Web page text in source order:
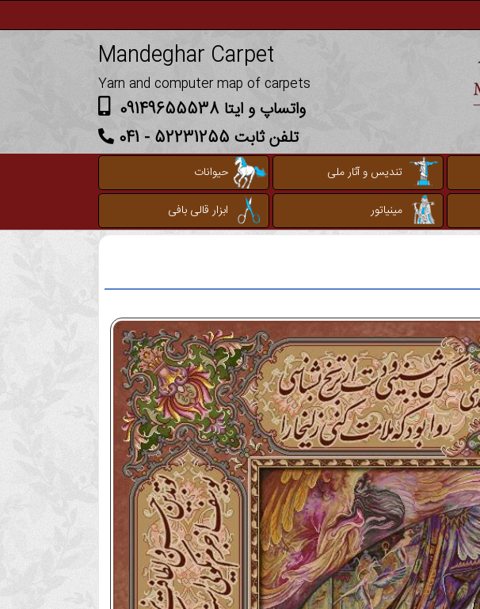
Mandeghar Carpet
Yarn and computer map of carpets
واتساپ و ایتا 09149655538
تلفن ثابت 52231255 - 041
تندیس و آثار ملی
حیوانات
مینیاتور ابزار قالی بافی